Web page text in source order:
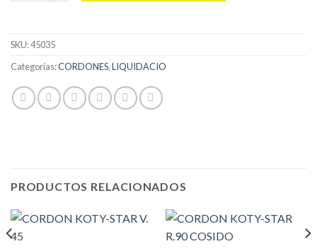
SKU:45035
Categorías:CORDONES,LIQUIDACIO
PRODUCTOS RELACIONADOS